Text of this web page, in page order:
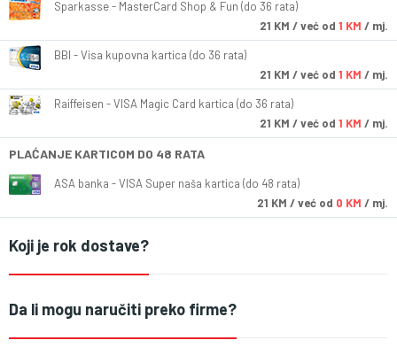
Sparkasse - MasterCard Shop & Fun (do 36 rata)
21 KM / već od 1 KM / mj.
BBI - Visa kupovna kartica (do 36 rata)
21 KM / već od 1 KM / mj.
Raiffeisen - VISA Magic Card kartica (do 36 rata)
21 KM / već od 1 KM / mj.
PLAĆANJE KARTICOM DO 48 RATA
ASA banka - VISA Super naša kartica (do 48 rata)
21 KM / već od 0 KM / mj.
Koji je rok dostave?
Da li mogu naručiti preko firme?